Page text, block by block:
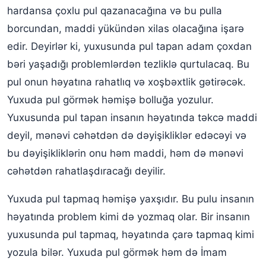
hardansa çoxlu pul qazanacağına və bu pulla
borcundan, maddi yükündən xilas olacağına işarə
edir. Deyirlər ki, yuxusunda pul tapan adam çoxdan
bəri yaşadığı problemlərdən tezliklə qurtulacaq. Bu
pul onun həyatına rahatlıq və xoşbəxtlik gətirəcək.
Yuxuda pul görmək həmişə bolluğa yozulur.
Yuxusunda pul tapan insanın həyatında təkcə maddi
deyil, mənəvi cəhətdən də dəyişikliklər edəcəyi və
bu dəyişikliklərin onu həm maddi, həm də mənəvi
cəhətdən rahatlaşdıracağı deyilir.
Yuxuda pul tapmaq həmişə yaxşıdır. Bu pulu insanın
həyatında problem kimi də yozmaq olar. Bir insanın
yuxusunda pul tapmaq, həyatında çarə tapmaq kimi
yozula bilər. Yuxuda pul görmək həm də İmam